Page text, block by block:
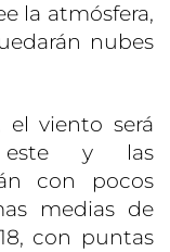
la atmósfera,
nubes
viento será
este y las
con pocos
medias de
con puntas